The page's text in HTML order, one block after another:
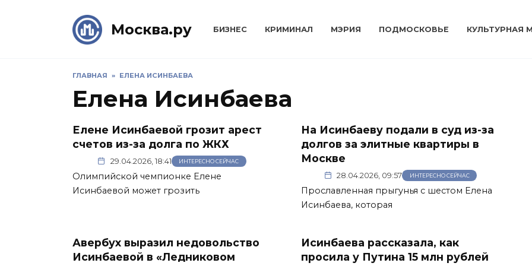
Москва.ру БИЗНЕС КРИМИНАЛ МЭРИЯ ПОДМОСКОВЬЕ КУЛЬТУРНАЯ
ГЛАВНАЯ » ЕЛЕНА ИСИНБАЕВА
Елена Исинбаева
Елене Исинбаевой грозит арест
счетов из-за долга по ЖКХ
29.04.2026, 18:41 ИНТЕРЕСНО СЕЙЧАС
Олимпийской чемпионке Елене
Исинбаевой может грозить
На Исинбаеву подали в суд из-за
долгов за элитные квартиры в
Москве
28.04.2026, 09:57 ИНТЕРЕСНО СЕЙЧАС
Прославленная прыгунья с шестом Елена
Исинбаева, которая
Авербух выразил недовольство
Исинбаевой в «Ледниковом
Исинбаева рассказала, как
просила у Путина 15 млн рублей